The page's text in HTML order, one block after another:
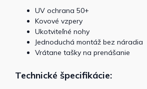
UV ochrana 50+
Kovové vzpery
Ukotviteľné nohy
Jednoduchá montáž bez náradia
Vrátane tašky na prenášanie
Technické špecifikácie: